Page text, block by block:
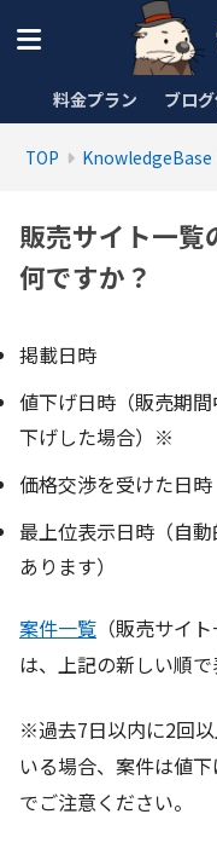
料金プラン ブロ
TOP KnowledgeBase
販売サイト一覧
何ですか？
掲載日時
値下げ日時（販売期
下げした場合）※
価格交渉を受けた日時
最上位表示日時（自
あります）
案件一覧 （販売サイ
は、上記の新しい順で
※過去7日以内に2回
いる場合、案件は値
でご注意ください。